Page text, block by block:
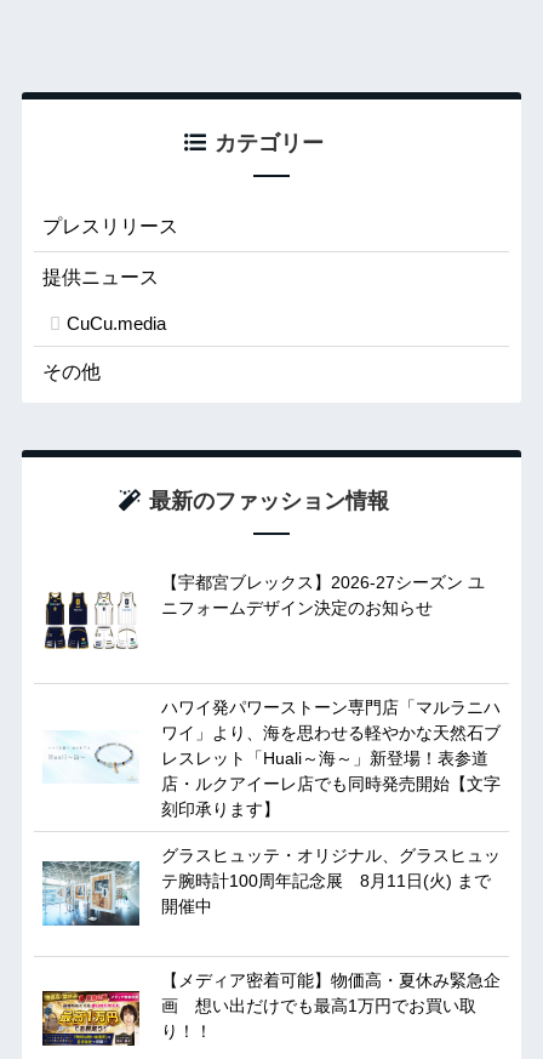
カテゴリー
プレスリリース
提供ニュース
CuCu.media
その他
最新のファッション情報
【宇都宮ブレックス】2026-27シーズン ユ
ニフォームデザイン決定のお知らせ
ハワイ発パワーストーン専門店「マルラニハ
ワイ」より、海を思わせる軽やかな天然石ブ
レスレット「Huali～海～」新登場！表参道
店・ルクアイーレ店でも同時発売開始【文字
刻印承ります】
グラスヒュッテ・オリジナル、グラスヒュッ
テ腕時計100周年記念展 8月11日(火) まで
開催中
【メディア密着可能】物価高・夏休み緊急企
画 想い出だけでも最高1万円でお買い取
り！！